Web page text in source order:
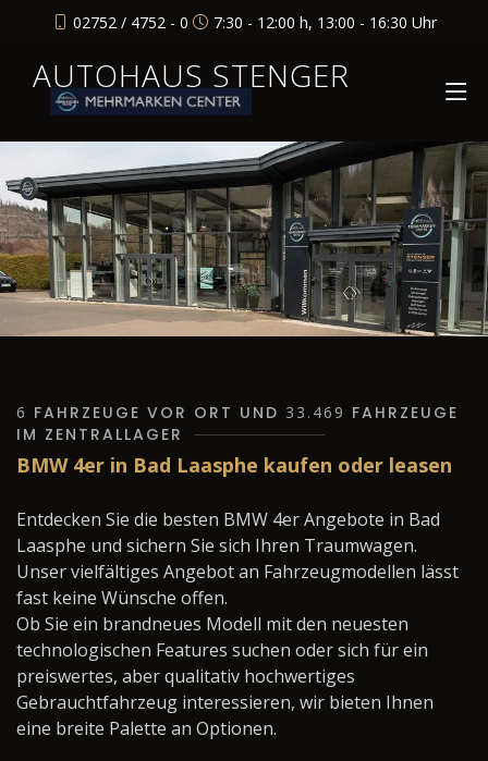
02752 / 4752 - 0 7:30 - 12:00 h, 13:00 - 16:30 Uhr
AUTOHAUS STENGER
6 FAHRZEUGE VOR ORT UND 33.469 FAHRZEUGE
IM ZENTRALLAGER
BMW 4er in Bad Laasphe kaufen oder leasen
Entdecken Sie die besten BMW 4er Angebote in Bad
Laasphe und sichern Sie sich Ihren Traumwagen.
Unser vielfältiges Angebot an Fahrzeugmodellen lässt
fast keine Wünsche offen.
Ob Sie ein brandneues Modell mit den neuesten
technologischen Features suchen oder sich für ein
preiswertes, aber qualitativ hochwertiges
Gebrauchtfahrzeug interessieren, wir bieten Ihnen
eine breite Palette an Optionen.